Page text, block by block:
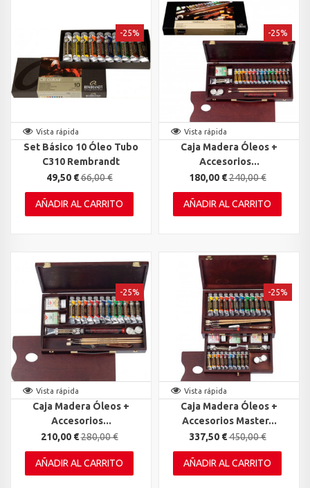
Vista rápida
Set Básico 10 Óleo Tubo
C310 Rembrandt
49,50 €66,00 €
-25%
AÑADIR AL CARRITO
Vista rápida
Caja Madera Óleos +
Accesorios...
180,00 €240,00 €
-25%
AÑADIR AL CARRITO
Vista rápida
Caja Madera Óleos +
Accesorios...
210,00 €280,00 €
-25%
AÑADIR AL CARRITO
Vista rápida
Caja Madera Óleos +
Accesorios Master...
337,50 €450,00 €
-25%
AÑADIR AL CARRITO